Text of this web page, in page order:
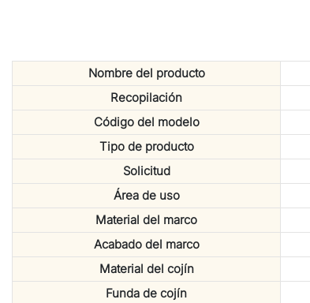
Nombre del producto
Recopilación
Código del modelo
Tipo de producto
Solicitud
Área de uso
Material del marco
Acabado del marco
Material del cojín
Funda de cojín